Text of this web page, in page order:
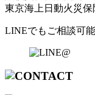
東京海上日動火災保
LINEでもご相談可